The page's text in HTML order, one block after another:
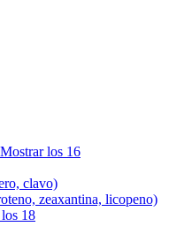
Mostrar los 16
clavo)
zeaxantina, licopeno)
18